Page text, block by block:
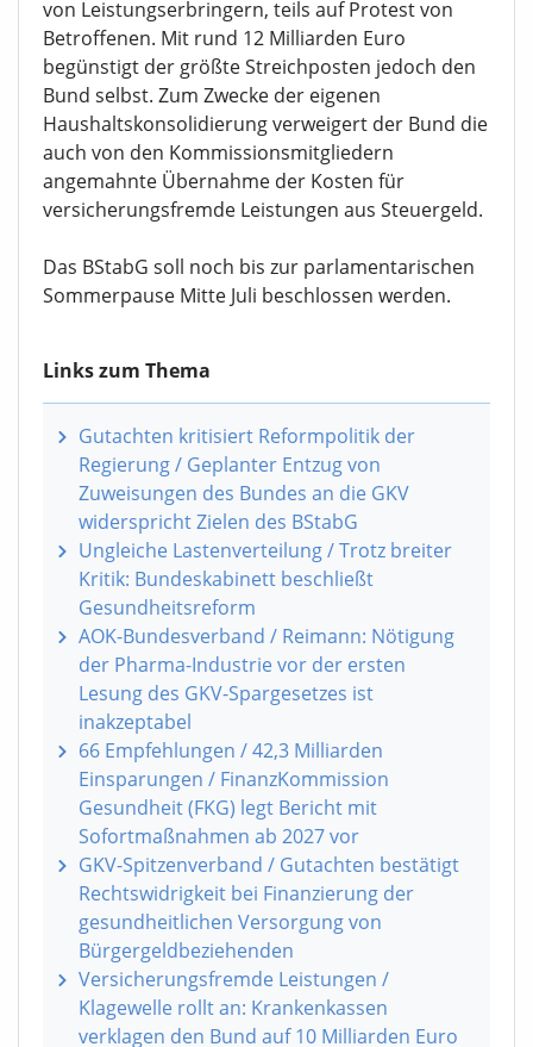
Euro auf 16,3 Milliarden Euro abgeschmolzen -
teils auf lobbyistischen Druck einzelner Verbände
von Leistungserbringern, teils auf Protest von
Betroffenen. Mit rund 12 Milliarden Euro
begünstigt der größte Streichposten jedoch den
Bund selbst. Zum Zwecke der eigenen
Haushaltskonsolidierung verweigert der Bund die
auch von den Kommissionsmitgliedern
versicherungsfremde Leistungen aus Steuergeld.
Links zum Thema
Gutachten kritisiert Reformpolitik der
Regierung / Geplanter Entzug von
Zuweisungen des Bundes an die GKV
widerspricht Zielen des BStabG
Ungleiche Lastenverteilung / Trotz breiter
Kritik: Bundeskabinett beschließt
Gesundheitsreform
AOK-Bundesverband / Reimann: Nötigung
der Pharma-Industrie vor der ersten
Lesung des GKV-Spargesetzes ist
inakzeptabel
66 Empfehlungen / 42,3 Milliarden
Einsparungen / FinanzKommission
Gesundheit (FKG) legt Bericht mit
Sofortmaßnahmen ab 2027 vor
GKV-Spitzenverband / Gutachten bestätigt
Rechtswidrigkeit bei Finanzierung der
gesundheitlichen Versorgung von
Bürgergeldbeziehenden
Versicherungsfremde Leistungen /